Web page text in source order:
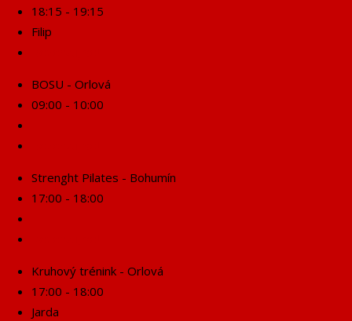
18:15 - 19:15
Filip
BOSU - Orlová
09:00 - 10:00
Strenght Pilates - Bohumín
17:00 - 18:00
Kruhový trénink - Orlová
17:00 - 18:00
Jarda